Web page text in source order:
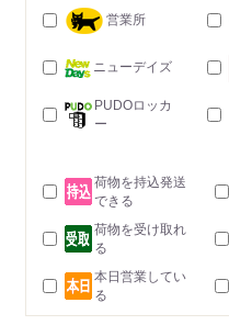
営業所
ニューデイズ
PUDOロッカ
ー
荷物を持込発送
できる
荷物を受け取れ
る
本日営業してい
る